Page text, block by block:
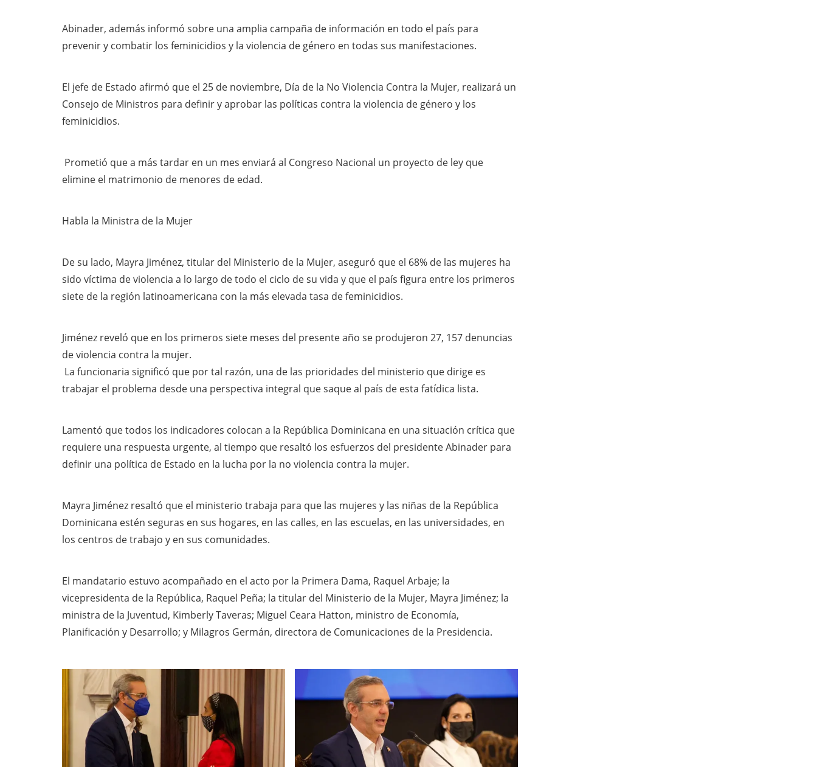
Abinader, además informó sobre una amplia campaña de información en todo el país para
prevenir y combatir los feminicidios y la violencia de género en todas sus manifestaciones.
El jefe de Estado afirmó que el 25 de noviembre, Día de la No Violencia Contra la Mujer, realizará un
Consejo de Ministros para definir y aprobar las políticas contra la violencia de género y los
feminicidios.
Prometió que a más tardar en un mes enviará al Congreso Nacional un proyecto de ley que
elimine el matrimonio de menores de edad.
Habla la Ministra de la Mujer
De su lado, Mayra Jiménez, titular del Ministerio de la Mujer, aseguró que el 68% de las mujeres ha
sido víctima de violencia a lo largo de todo el ciclo de su vida y que el país figura entre los primeros
siete de la región latinoamericana con la más elevada tasa de feminicidios.
Jiménez reveló que en los primeros siete meses del presente año se produjeron 27, 157 denuncias
de violencia contra la mujer.
La funcionaria significó que por tal razón, una de las prioridades del ministerio que dirige es
trabajar el problema desde una perspectiva integral que saque al país de esta fatídica lista.
Lamentó que todos los indicadores colocan a la República Dominicana en una situación crítica que
requiere una respuesta urgente, al tiempo que resaltó los esfuerzos del presidente Abinader para
definir una política de Estado en la lucha por la no violencia contra la mujer.
Mayra Jiménez resaltó que el ministerio trabaja para que las mujeres y las niñas de la República
Dominicana estén seguras en sus hogares, en las calles, en las escuelas, en las universidades, en
los centros de trabajo y en sus comunidades.
El mandatario estuvo acompañado en el acto por la Primera Dama, Raquel Arbaje; la
vicepresidenta de la República, Raquel Peña; la titular del Ministerio de la Mujer, Mayra Jiménez; la
ministra de la Juventud, Kimberly Taveras; Miguel Ceara Hatton, ministro de Economía,
Planificación y Desarrollo; y Milagros Germán, directora de Comunicaciones de la Presidencia.